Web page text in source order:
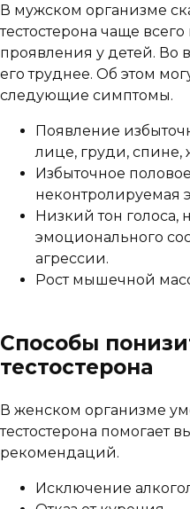
В мужском организме
тестостерона чаще
проявления у детей. Во
его труднее. Об этом
следующие симптомы.
Появление
лице, груди, спине,
Избыточное
неконтролируемая
Низкий тон голоса,
эмоционального
агрессии.
Рост мышечной
Способы
тестостерона
В женском организме
тестостерона помогает
рекомендаций.
Исключение